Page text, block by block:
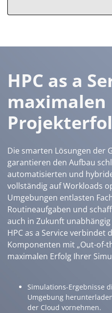
HPC as a
maximalen
Die smarten Lösungen der
garantieren den Aufbau
automatisierten und
vollständig auf Workloads
Umgebungen entlasten
Routineaufgaben und
auch in Zukunft
HPC as a Service
Komponenten mit „Out-of-
maximalen Erfolg Ihrer
Simulations-Ergebnisse
Umgebung
der Cloud vornehmen.